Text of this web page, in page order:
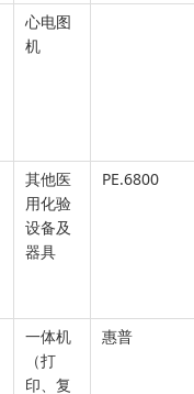
心电图
机
其他医
用化验
设备及
器具
PE.6800
一体机
（打
印、复
惠普